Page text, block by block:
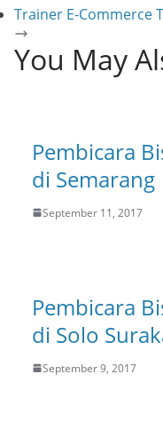
Trainer E-Commerce
You May
Pembicara
di Semarang
September 11, 2017
Pembicara
di Solo
September 9, 2017